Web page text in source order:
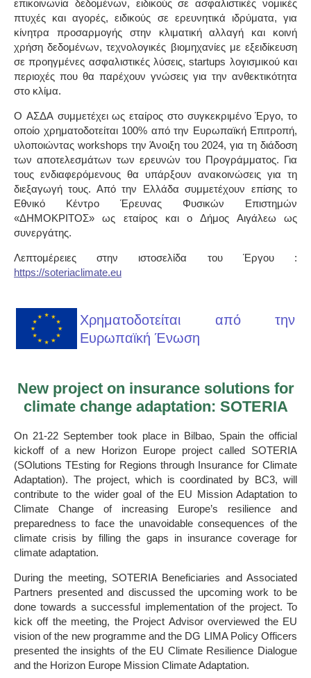
επικοινωνία δεδομένων, ειδικούς σε ασφαλιστικές νομικές
πτυχές και αγορές, ειδικούς σε ερευνητικά ιδρύματα, για
κίνητρα προσαρμογής στην κλιματική αλλαγή και κοινή
χρήση δεδομένων, τεχνολογικές βιομηχανίες με εξειδίκευση
σε προηγμένες ασφαλιστικές λύσεις, startups λογισμικού και
περιοχές που θα παρέχουν γνώσεις για την ανθεκτικότητα
στο κλίμα.
Ο ΑΣΔΑσυμμετέχει ως εταίρος στο συγκεκριμένο Έργο, το
οποίο χρηματοδοτείται 100% από την Ευρωπαϊκή Επιτροπή,
υλοποιώντας workshops την Άνοιξη του 2024, για τη διάδοση
των αποτελεσμάτων των ερευνών του Προγράμματος. Για
τους ενδιαφερόμενους θα υπάρξουν ανακοινώσεις για τη
διεξαγωγή τους. Από την Ελλάδα συμμετέχουν επίσης το
Εθνικό Κέντρο Έρευνας Φυσικών Επιστημών
«ΔΗΜΟΚΡΙΤΟΣ» ως εταίρος και οΔήμος Αιγάλεω ως
συνεργάτης.
Λεπτομέρειες στην ιστοσελίδα του Έργου :
https://soteriaclimate.eu
Χρηματοδοτείται από την
Ευρωπαϊκή Ένωση
New project on insurance solutions for
climate change adaptation: SOTERIA
On 21-22 September took place in Bilbao, Spain the official
kickoff of a new Horizon Europe project called SOTERIA
(SOlutions TEsting for Regions through Insurance for Climate
Adaptation). The project, which is coordinated by BC3, will
contribute to the wider goal of the EU Mission Adaptation to
Climate Change of increasing Europe’s resilience and
preparedness to face the unavoidable consequences of the
climate crisis by filling the gaps in insurance coverage for
climate adaptation.
During the meeting, SOTERIA Beneficiaries and Associated
Partners presented and discussed the upcoming work to be
done towards a successful implementation of the project. To
kick off the meeting, the Project Advisor overviewed the EU
vision of the new programme and the DG LIMA Policy Officers
presented the insights of the EU Climate Resilience Dialogue
and the Horizon Europe Mission Climate Adaptation.